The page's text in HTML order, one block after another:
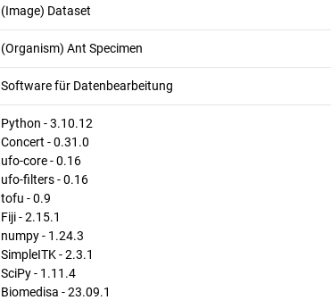
(Image) Dataset
(Organism) Ant Specimen
Software für Datenbearbeitung
Python - 3.10.12
Concert - 0.31.0
ufo-core - 0.16
ufo-filters - 0.16
tofu - 0.9
Fiji - 2.15.1
numpy - 1.24.3
SimpleITK - 2.3.1
SciPy - 1.11.4
Biomedisa - 23.09.1